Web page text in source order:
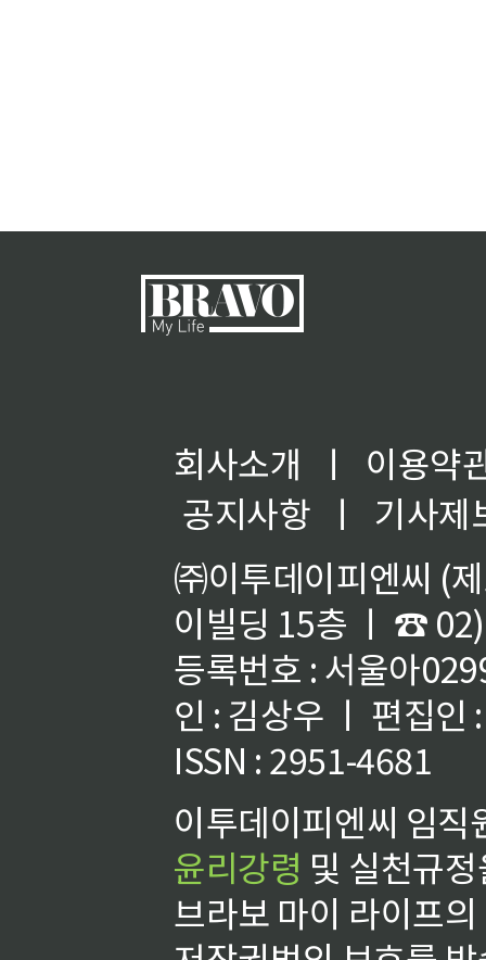
회사소개 ㅣ
이용약
공지사항
ㅣ
기사제
㈜이투데이피엔씨 (
이빌딩 15층 ㅣ ☎
등록번호 : 서울아
인 : 김상우 ㅣ 편집인
ISSN : 2951-4681
이투데이피엔씨 임
윤리강령 및 실천규
브라보 마이 라이프